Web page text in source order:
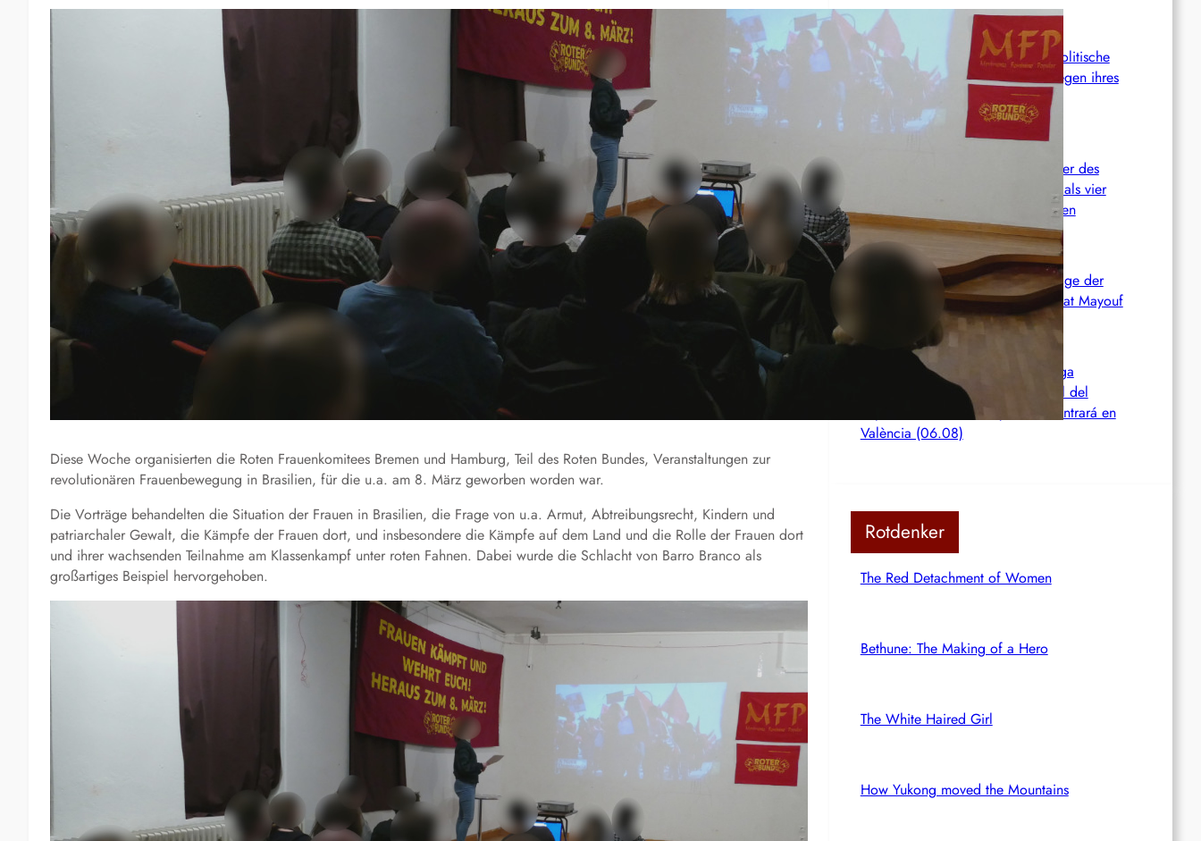
Diese Woche organisierten die Roten Frauenkomitees Bremen und Hamburg, Teil des Roten Bundes, Veranstaltungen zur
revolutionären Frauenbewegung in Brasilien, für die u.a. am 8. März geworben worden war.
Die Vorträge behandelten die Situation der Frauen in Brasilien, die Frage von u.a. Armut, Abtreibungsrecht, Kindern und
patriarchaler Gewalt, die Kämpfe der Frauen dort, und insbesondere die Kämpfe auf dem Land und die Rolle der Frauen dort
und ihrer wachsenden Teilnahme am Klassenkampf unter roten Fahnen. Dabei wurde die Schlacht von Barro Branco als
großartiges Beispiel hervorgehoben.
USA: Autumn Hill prangert ihre politische
Verurteilung zu 50 Jahren Haft wegen ihres
Kampfes gegen die ICE an
Chile: Zwei mutmaßliche Mitglieder des
Mapuche-Widerstands nach mehr als vier
Jahren auf der Flucht festgenommen
Zusammenfassung und Redebeiträge der
Demo 2026 in Gedenken an Ferhat Mayouf
SERVIR AL PUEBLO ESPANA: Liga
Antiimperialista denuncia el papel del
imperialismo en Ceuta y se concentrará en
València (06.08)
Rotdenker
The Red Detachment of Women
Bethune: The Making of a Hero
The White Haired Girl
How Yukong moved the Mountains